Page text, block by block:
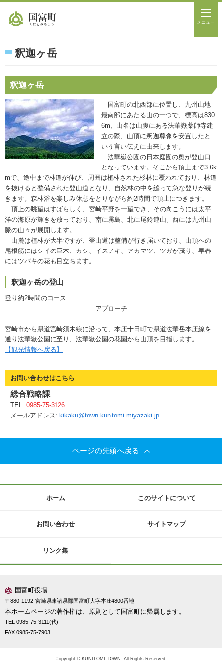
メニュー
釈迦ヶ岳
釈迦ヶ岳
国富町の北西部に位置し、九州山地
最南部にあたる山の一つで、標高は830.
6m。山名は山腹にある法華嶽薬師寺建
立の際、山頂に釈迦尊像を安置したと
いう言い伝えに由来します。
法華嶽公園の日本庭園の奥が登山口
となっています。そこから頂上まで3.6k
mで、途中まで林道が伸び、周囲は植林された杉林に覆われており、林道
を抜けると整備された登山道となり、自然林の中を縫って急な登りが続
きます。森林浴を楽しみ休憩をとりながら約2時間で頂上につきます。
頂上の眺望はすばらしく、宮崎平野を一望でき、その向こうには太平
洋の海原が輝きを放っており、南に霧島、北に尾鈴連山、西には九州山
脈の山々が展開します。
山麓は植林が大半ですが、登山道は整備が行き届いており、山頂への
尾根筋にはシイの巨木、カシ、イスノキ、アカマツ、ツガが茂り、早春
にはツバキの花も目立ちます。
釈迦ヶ岳の登山
登り約2時間のコース
アプローチ
宮崎市から県道宮崎須木線に沿って、本庄十日町で県道法華岳本庄線を
通り法華嶽公園に至り、法華嶽公園の花園から山頂を目指します。
【観光情報へ戻る】
お問い合わせはこちら
総合戦略課
TEL: 0985-75-3126
メールアドレス: kikaku@town.kunitomi.miyazaki.jp
ページの先頭へ戻る
ホーム このサイトについて
お問い合わせ サイトマップ
リンク集
国富町役場
〒880-1192 宮崎県東諸県郡国富町大字本庄4800番地
本ホームページの著作権は、原則として国富町に帰属します。
TEL 0985-75-3111(代)
FAX 0985-75-7903
Copyright © KUNITOMI TOWN. All Rights Reserved.